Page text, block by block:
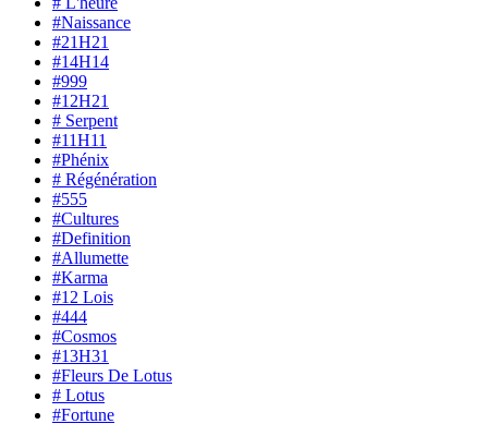
#Naissance
#21H21
#14H14
#999
#12H21
# Serpent
#11H11
#Phénix
# Régénération
#555
#Cultures
#Definition
#Allumette
#Karma
#12 Lois
#444
#Cosmos
#13H31
#Fleurs De Lotus
# Lotus
#Fortune